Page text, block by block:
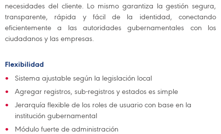
necesidades del cliente. Lo mismo garantiza la gestión segura,
transparente, rápida y fácil de la identidad, conectando
eficientemente a las autoridades gubernamentales con los
ciudadanos y las empresas.
Flexibilidad
Sistema ajustable según la legislación local
Agregar registros, sub-registros y estados es simple
Jerarquía flexible de los roles de usuario con base en la
institución gubernamental
Módulo fuerte de administración